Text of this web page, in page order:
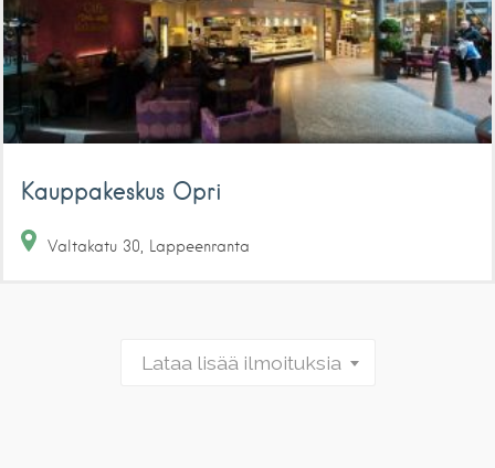
Kauppakeskus Opri
Valtakatu 30 Lappeenranta
Lataa lisää ilmoituksia